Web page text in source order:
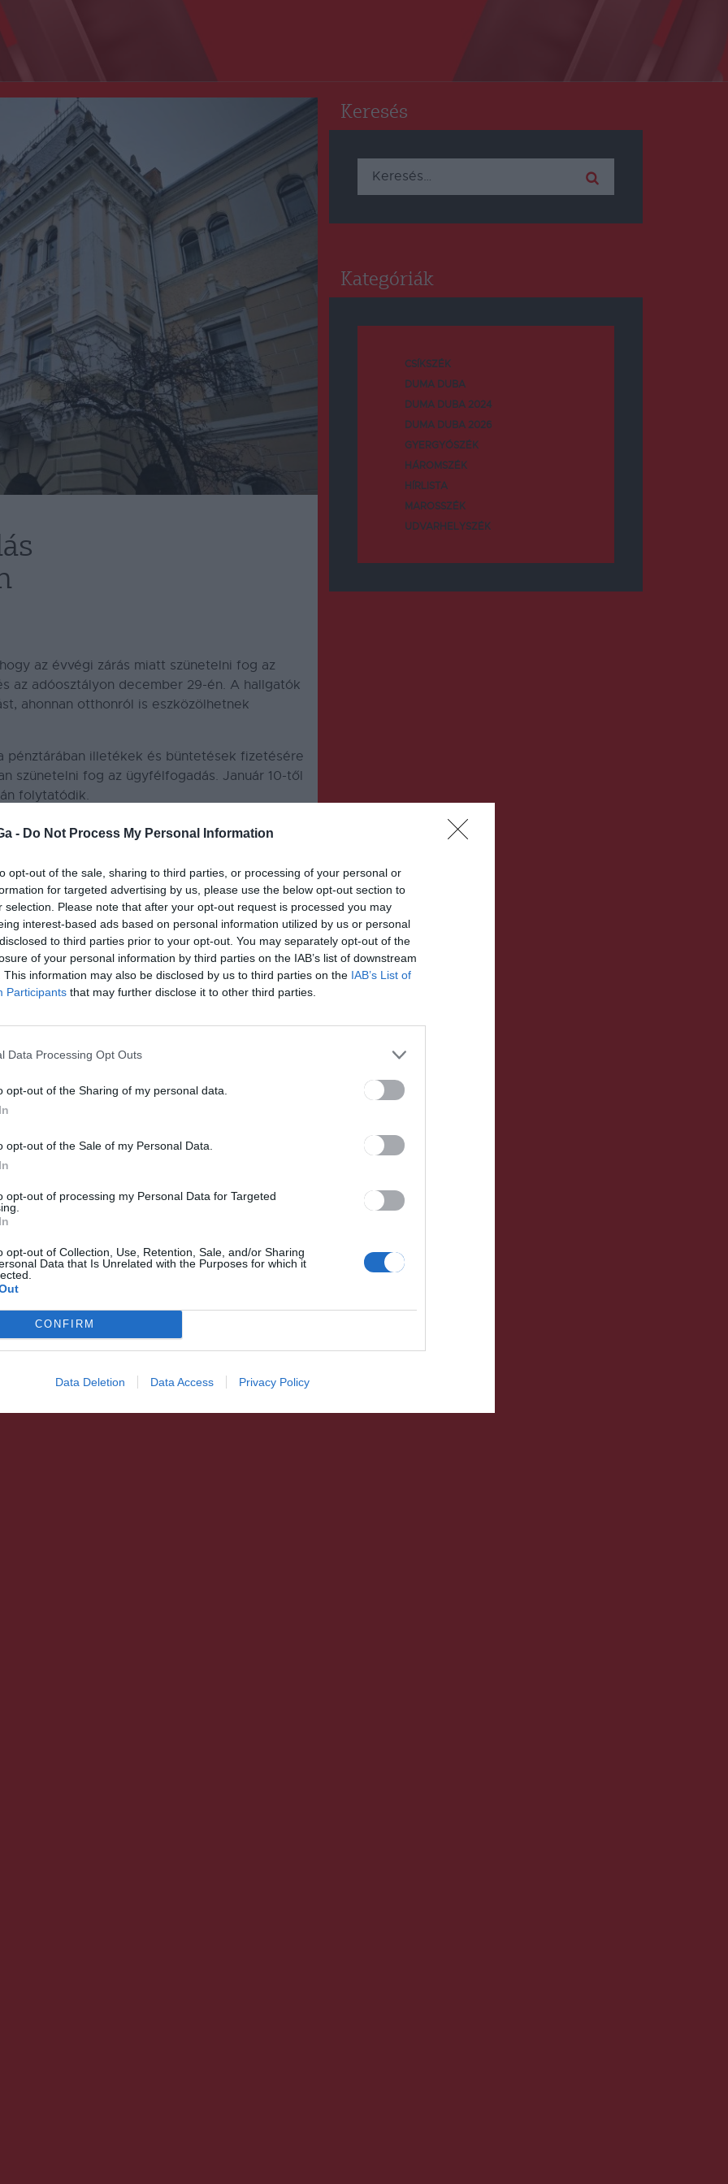
- Do Not Process My Personal Information
opt-out of the sale, sharing to third parties, or processing of your personal or
for targeted advertising by us, please use the below opt-out section to
selection. Please note that after your opt-out request is processed you may
interest-based ads based on personal information utilized by us or personal
to third parties prior to your opt-out. You may separately opt-out of the
of your personal information by third parties on the IAB’s list of downstream
This information may also be disclosed by us to third parties on the IAB’s List of
Participants that may further disclose it to other third parties.
Data Processing Opt Outs
opt-out of the Sharing of my personal data.
opt-out of the Sale of my Personal Data.
opt-out of processing my Personal Data for Targeted
opt-out of Collection, Use, Retention, Sale, and/or Sharing
Data that Is Unrelated with the Purposes for which it
CONFIRM
Data Deletion Data Access Privacy Policy
az évvégi zárás miatt szünetelni fog az
az adóosztályon december 29-én. A hallgatók
ahonnan otthonról is eszközölhetnek
pénztárában illetékek és büntetések fizetésére
szünetelni fog az ügyfélfogadás. Január 10-től
folytatódik.
KÖVETKEZŐ BEJEGYZÉS
Átadták a forgalomnak
Csíkszereda felújított vasúti
felüljáróját
medvét Korondon
Keresés
Keresés:
Kategóriák
CSÍKSZÉK
DUMA DUBA
DUMA DUBA 2024
DUMA DUBA 2026
GYERGYÓSZÉK
HÁROMSZÉK
HÍRLISTA
MAROSSZÉK
UDVARHELYSZÉK